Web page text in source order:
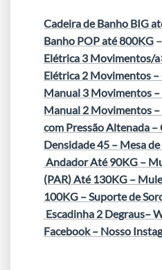
Cadeira de Banho BIG
Banho POP até 800KG –
Elétrica 3 Movimentos/
Elétrica 2 Movimentos –
Manual 3 Movimentos –
Manual 2 Movimentos –
com Pressão Altenada –
Densidade 45 – Mesa
Andador Até 90KG –
(PAR) Até 130KG –
100KG –Suporte de
Escadinha 2 Degraus–
Facebook– Nosso